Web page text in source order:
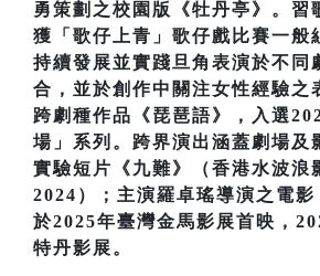
勇策劃之校園版《牡丹亭》。習
獲「歌仔上青」歌仔戲比賽一般
持續發展並實踐旦角表演於不同
合，並於創作中關注女性經驗之
跨劇種作品《琵琶語》，入選
場」系列。跨界演出涵蓋劇場及
實驗短片《九難》（香港水波浪
2024）；主演羅卓瑤導演之電影
於2025年臺灣金馬影展首映，
特丹影展。